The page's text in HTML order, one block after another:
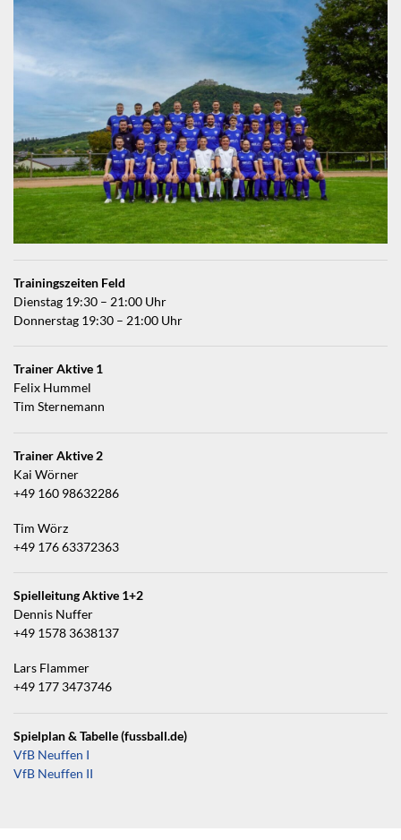
Trainingszeiten Feld
Dienstag 19:30 – 21:00 Uhr
Donnerstag 19:30 – 21:00 Uhr
Trainer Aktive 1
Felix Hummel
Tim Sternemann
Trainer Aktive 2
Kai Wörner
+49 160 98632286
Tim Wörz
+49 176 63372363
Spielleitung Aktive 1+2
Dennis Nuffer
+49 1578 3638137
Lars Flammer
+49 177 3473746
Spielplan & Tabelle (fussball.de)
VfB Neuffen I
VfB Neuffen II